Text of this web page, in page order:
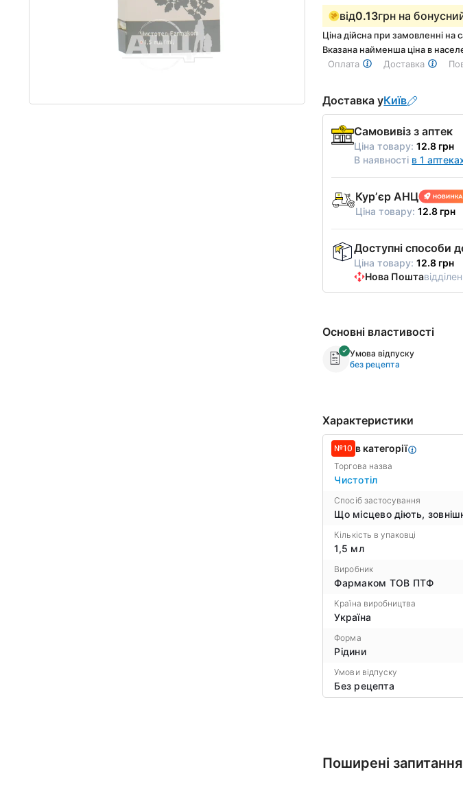
від0.13грн на
Ціна дійсна при замовленні на
Вказана найменша ціна в
Оплата
Доставка
Доставка уКиїв
Самовивіз з аптек
Ціна товару:12.8 грн
В наявності в 1
Курʼєр АНЦ
Ціна товару:12.8 грн
Доступні способи
Ціна товару:12.8 грн
Нова Пошта
Основні властивості
Умова відпуску
без рецепта
Характеристики
№10 в категорії
Торгова назва
Чистотіл
Спосіб застосування
Що місцево діють,
Кількість в упаковці
1,5 мл
Виробник
Фармаком ТОВ ПТФ
Країна виробництва
Україна
Форма
Рідини
Умови відпуску
Без рецепта
Поширені запитання